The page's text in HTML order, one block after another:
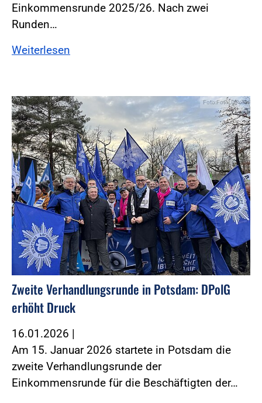
Einkommensrunde 2025/26. Nach zwei
Runden…
Weiterlesen
Foto:Foto: DPolG
Zweite Verhandlungsrunde in Potsdam: DPolG
erhöht Druck
16.01.2026 |
Am 15. Januar 2026 startete in Potsdam die
zweite Verhandlungsrunde der
Einkommensrunde für die Beschäftigten der…